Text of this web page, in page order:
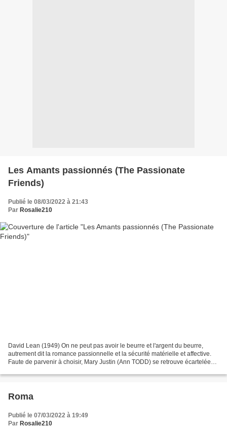
Les Amants passionnés (The Passionate
Friends)
Publié le 08/03/2022 à 21:43
Par Rosalie210
David Lean (1949) On ne peut pas avoir le beurre et l'argent du beurre,
autrement dit la romance passionnelle et la sécurité matérielle et affective.
Faute de parvenir à choisir, Mary Justin (Ann TODD) se retrouve écartelée
Roma
Publié le 07/03/2022 à 19:49
Par Rosalie210